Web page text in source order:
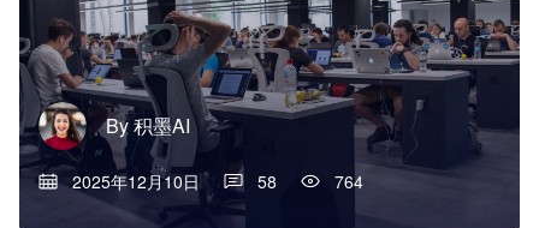
By积墨AI
2025年12月10日 58 764